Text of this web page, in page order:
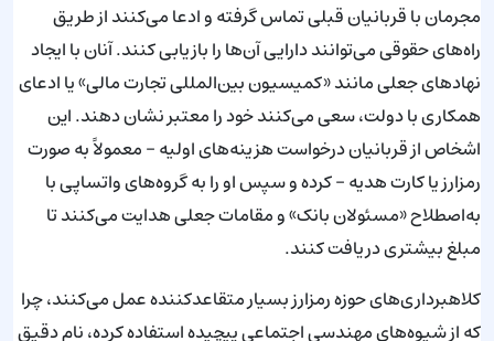
مجرمان با قربانیان قبلی تماس گرفته و ادعا می‌کنند از طریق
راه‌های حقوقی می‌توانند دارایی آن‌ها را بازیابی کنند. آنان با ایجاد
نهادهای جعلی مانند «کمیسیون بین‌المللی تجارت مالی» یا ادعای
همکاری با دولت، سعی می‌کنند خود را معتبر نشان دهند. این
اشخاص از قربانیان درخواست هزینه‌های اولیه - معمولاً به صورت
رمزارز یا کارت هدیه - کرده و سپس او را به گروه‌های واتساپی با
به‌اصطلاح «مسئولان بانک» و مقامات جعلی هدایت می‌کنند تا
مبلغ بیشتری دریافت کنند.
کلاهبرداری‌های حوزه رمزارز بسیار متقاعدکننده عمل می‌کنند، چرا
که از شیوه‌های مهندسی اجتماعی پیچیده استفاده کرده، نام دقیق